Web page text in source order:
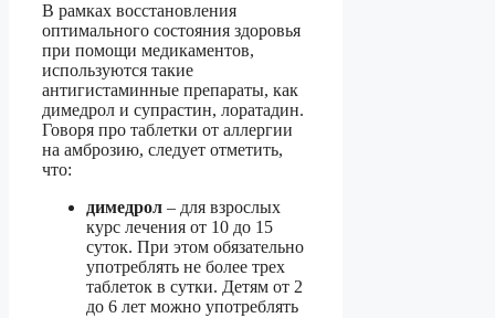
В рамках восстановления
оптимального состояния здоровья
при помощи медикаментов,
используются такие
антигистаминные препараты, как
димедрол и супрастин, лоратадин.
Говоря про таблетки от аллергии
на амброзию, следует отметить,
что:
димедрол – для взрослых
курс лечения от 10 до 15
суток. При этом обязательно
употреблять не более трех
таблеток в сутки. Детям от 2
до 6 лет можно употреблять